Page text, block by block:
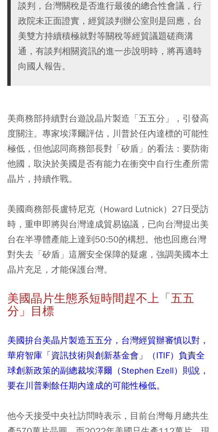
談判，台灣關稅是否進行最後的總合性會議，行
政院未正面證實，經貿談判辦公室則是回應，台
美雙方持續積極就對等關稅等經貿議題磋商溝
通，有談判相關資訊的進一步說明時，將再適時
向國人報告。
美商務部持續對台遊說晶片製造「五五分」，引發高
度關注。專家埃澤爾評估，川普於任內達標的可能性
極低，但他認同商務部長對「矽盾」的看法：要防衛
他國，取決於美國是否有能力在衝突中自行生產所需
晶片，持續作戰。
美國商務部長盧特尼克（Howard Lutnick）27日受訪
時，重申即將與台灣達成貿易協議，已向台灣提出美
台在半導體產能上達到50:50的構想。他也回應台灣
對失去「矽盾」這層安全保障的疑慮，強調美國本土
晶片充足，才能保護台灣。
美國晶片生態系短時間趕不上「五五
分」目標
美國拚台美晶片製造五五分，台灣經貿辦審慎以對，
華府智庫「資訊技術與創新基金會」（ITIF）負責全
球創新政策的副總裁埃澤爾（Stephen Ezell）則說，
要在川普剩餘任期內達成的可能性極低。
他今天接受中央社訪問時表示，目前台灣每月總共生